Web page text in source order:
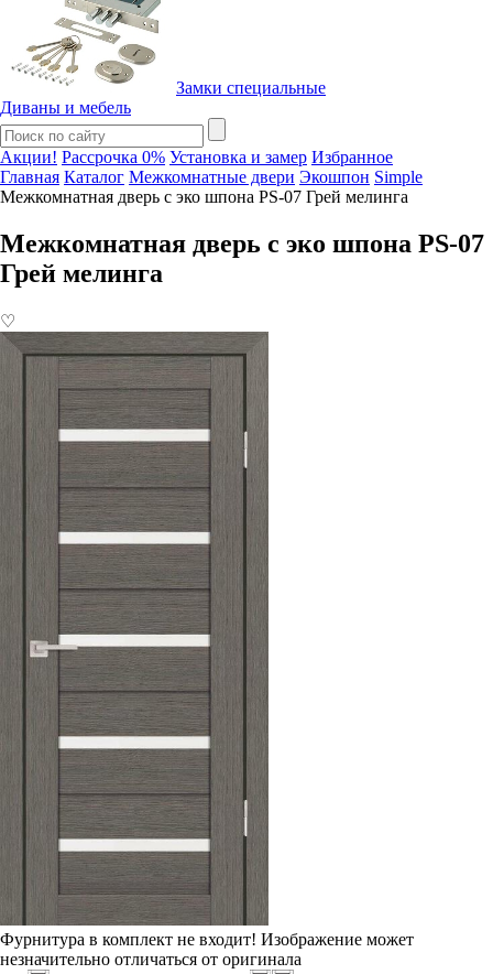
Замки специальные
Диваны и мебель
Акции! Рассрочка 0% Установка и замер Избранное
Главная Каталог Межкомнатные двери Экошпон Simple
Межкомнатная дверь с эко шпона PS-07 Грей мелинга
Межкомнатная дверь с эко шпона PS-07
Грей мелинга
♡
Фурнитура в комплект не входит! Изображение может
незначительно отличаться от оригинала